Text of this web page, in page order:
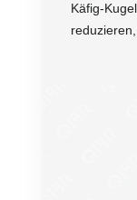
Käfig-